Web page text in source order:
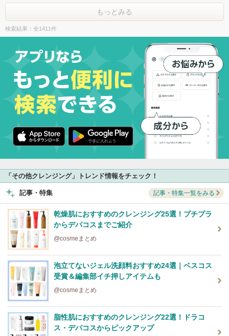
もっとみる
検索結果：全1411件
「その他クレンジング」トレンド情報をチェック！
記事・特集 記事・特集一覧をみる
乾燥肌におすすめのクレンジング25選！プチプラ
からデパコスまでご紹介
@cosmeまとめ
泡立てないジェル洗顔料おすすめ24選｜ベスコス
受賞＆編集部イチ押しアイテムも
@cosmeまとめ
脂性肌におすすめのクレンジング22選！ドラコ
ス・デパコスからピックアップ